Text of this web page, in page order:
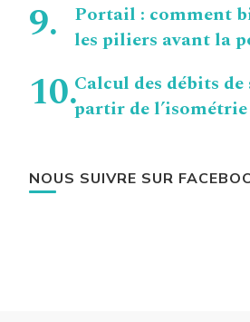
Portail : comment
les piliers avant la
Calcul des débits
partir de
NOUS SUIVRE SUR